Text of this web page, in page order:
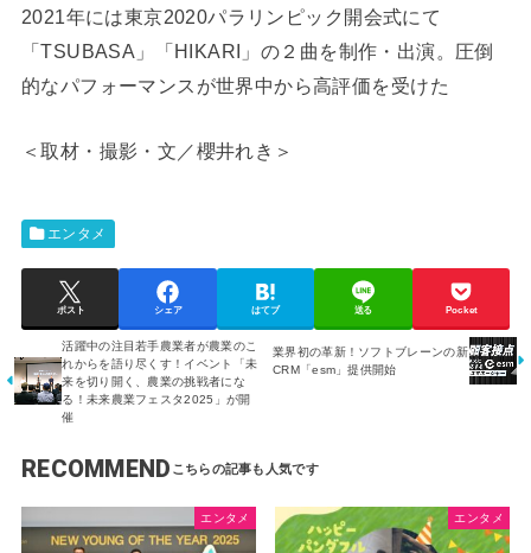
2021年には東京2020パラリンピック開会式にて
「TSUBASA」「HIKARI」の２曲を制作・出演。圧倒
的なパフォーマンスが世界中から高評価を受けた
＜取材・撮影・文／櫻井れき＞
エンタメ
ポスト シェア はてブ 送る Pocket
活躍中の注目若手農業者が農業のこ
れからを語り尽くす！イベント「未
来を切り開く、農業の挑戦者にな
る！未来農業フェスタ2025」が開
催
業界初の革新！ソフトブレーンの新
CRM「esm」提供開始
RECOMMEND
エンタメ エンタメ